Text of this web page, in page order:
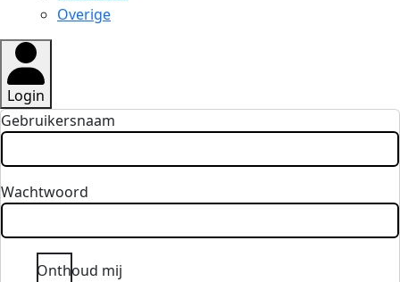
Overige
Login
Gebruikersnaam
Wachtwoord
Onthoud mij